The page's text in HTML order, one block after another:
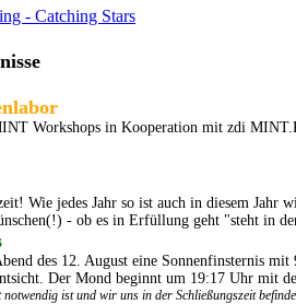
- Catching Stars
Workshops in Kooperation mit zdi
Wie jedes Jahr so ist auch in diesem
- ob es in Erfüllung geht "steht in
des 12. August eine Sonnenfinsternis
Der Mond beginnt um 19:17 Uhr mit
ist und wir uns in der Schließungszeit